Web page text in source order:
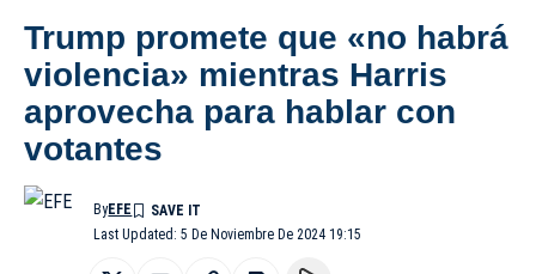
Trump promete que «no habrá
violencia» mientras Harris
aprovecha para hablar con
votantes
Last Updated: 5 De Noviembre De 2024 19:15
ByEFE